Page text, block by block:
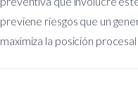
previene riesgos que un
maximiza la posición